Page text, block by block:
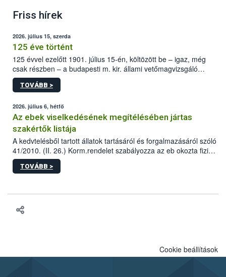
Friss hírek
2026. július 15, szerda
125 éve történt
125 évvel ezelőtt 1901. július 15-én, költözött be – igaz, még
csak részben – a budapesti m. kir. állami vetőmagvizsgáló
állomás a Kis Rókus utca 15. szám alatti, Czigler Győző által
tervezett új épületébe.
TOVÁBB >
2026. július 6, hétfő
Az ebek viselkedésének megítélésében jártas
szakértők listája
A kedvtelésből tartott állatok tartásáról és forgalmazásáról szóló
41/2010. (II. 26.) Korm.rendelet szabályozza az eb okozta fizikai
sérülés, illetve ennek veszélye keletkezésekor felmerülő
hatósági feladatokat, valamint a veszélyes eb tartását és annak
TOVÁBB >
Cookie beállítások